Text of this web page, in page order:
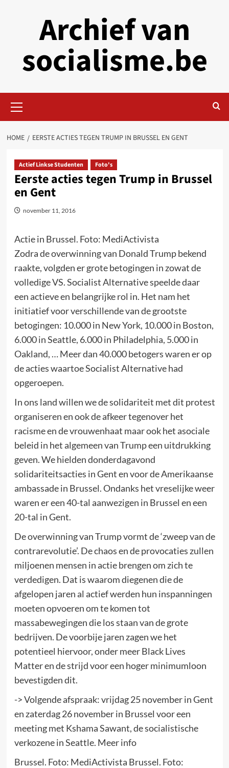
Archief van
socialisme.be
Menu
HOME EERSTE ACTIES TEGEN TRUMP IN BRUSSEL EN GENT
Actief Linkse Studenten Foto's
Eerste acties tegen Trump in Brussel
en Gent
november 11, 2016
Actie in Brussel. Foto: MediActivista
Zodra de overwinning van Donald Trump bekend
raakte, volgden er grote betogingen in zowat de
volledige VS. Socialist Alternative speelde daar
een actieve en belangrijke rol in. Het nam het
initiatief voor verschillende van de grootste
betogingen: 10.000 in New York, 10.000 in Boston,
6.000 in Seattle, 6.000 in Philadelphia, 5.000 in
Oakland, … Meer dan 40.000 betogers waren er op
de acties waartoe Socialist Alternative had
opgeroepen.
In ons land willen we de solidariteit met dit protest
organiseren en ook de afkeer tegenover het
racisme en de vrouwenhaat maar ook het asociale
beleid in het algemeen van Trump een uitdrukking
geven. We hielden donderdagavond
solidariteitsacties in Gent en voor de Amerikaanse
ambassade in Brussel. Ondanks het vreselijke weer
waren er een 40-tal aanwezigen in Brussel en een
20-tal in Gent.
De overwinning van Trump vormt de ‘zweep van de
contrarevolutie’. De chaos en de provocaties zullen
miljoenen mensen in actie brengen om zich te
verdedigen. Dat is waarom diegenen die de
afgelopen jaren al actief werden hun inspanningen
moeten opvoeren om te komen tot
massabewegingen die los staan van de grote
bedrijven. De voorbije jaren zagen we het
potentieel hiervoor, onder meer Black Lives
Matter en de strijd voor een hoger minimumloon
bevestigden dit.
-> Volgende afspraak: vrijdag 25 november in Gent
en zaterdag 26 november in Brussel voor een
meeting met Kshama Sawant, de socialistische
verkozene in Seattle. Meer info
Brussel. Foto: MediActivista Brussel. Foto: